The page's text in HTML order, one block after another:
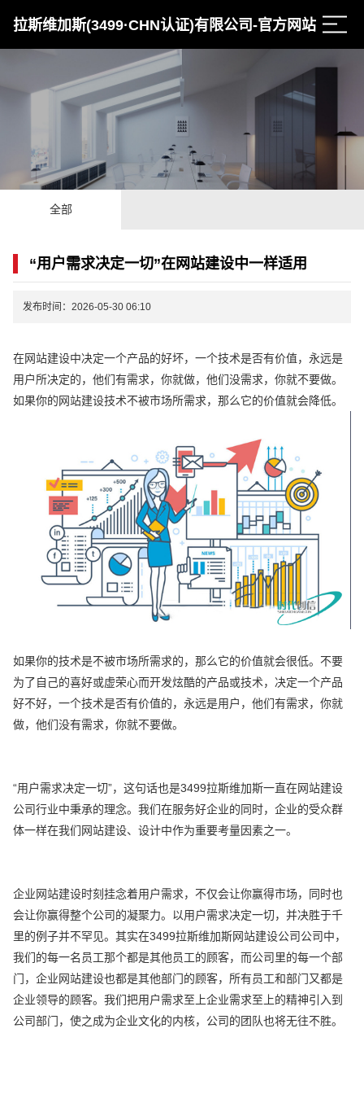
拉斯维加斯(3499·CHN认证)有限公司-官方网站
全部
“用户需求决定一切”在网站建设中一样适用
发布时间：2026-05-30 06:10
在网站建设中决定一个产品的好坏，一个技术是否有价值，永远是
用户所决定的，他们有需求，你就做，他们没需求，你就不要做。
如果你的网站建设技术不被市场所需求，那么它的价值就会降低。
如果你的技术是不被市场所需求的，那么它的价值就会很低。不要
为了自己的喜好或虚荣心而开发炫酷的产品或技术，决定一个产品
好不好，一个技术是否有价值的，永远是用户，他们有需求，你就
做，他们没有需求，你就不要做。
“用户需求决定一切”，这句话也是3499拉斯维加斯一直在网站建设
公司行业中秉承的理念。我们在服务好企业的同时，企业的受众群
体一样在我们网站建设、设计中作为重要考量因素之一。
企业网站建设时刻挂念着用户需求，不仅会让你赢得市场，同时也
会让你赢得整个公司的凝聚力。以用户需求决定一切，并决胜于千
里的例子并不罕见。其实在3499拉斯维加斯网站建设公司公司中，
我们的每一名员工那个都是其他员工的顾客，而公司里的每一个部
门，企业网站建设也都是其他部门的顾客，所有员工和部门又都是
企业领导的顾客。我们把用户需求至上企业需求至上的精神引入到
公司部门，使之成为企业文化的内核，公司的团队也将无往不胜。